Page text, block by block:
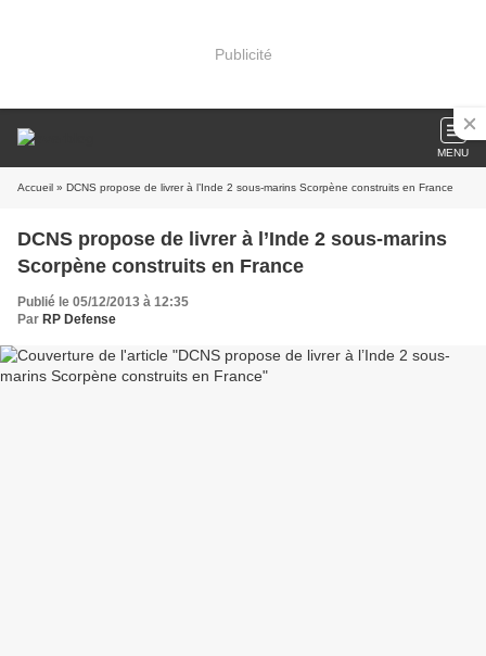
Publicité
MENU
Accueil » DCNS propose de livrer à l’Inde 2 sous-marins Scorpène construits en France
DCNS propose de livrer à l’Inde 2 sous-marins
Scorpène construits en France
Publié le 05/12/2013 à 12:35
Par RP Defense